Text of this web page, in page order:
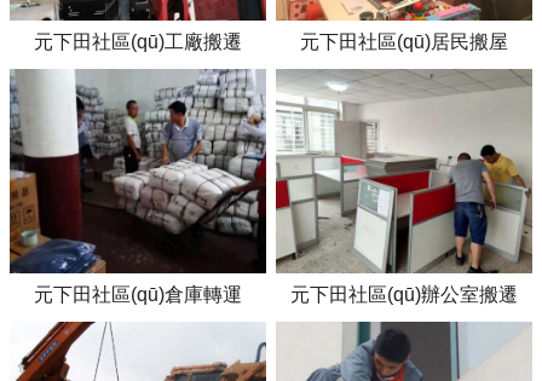
元下田社區(qū)工廠搬遷 元下田社區(qū)居民搬屋
元下田社區(qū)倉庫轉運 元下田社區(qū)辦公室搬遷